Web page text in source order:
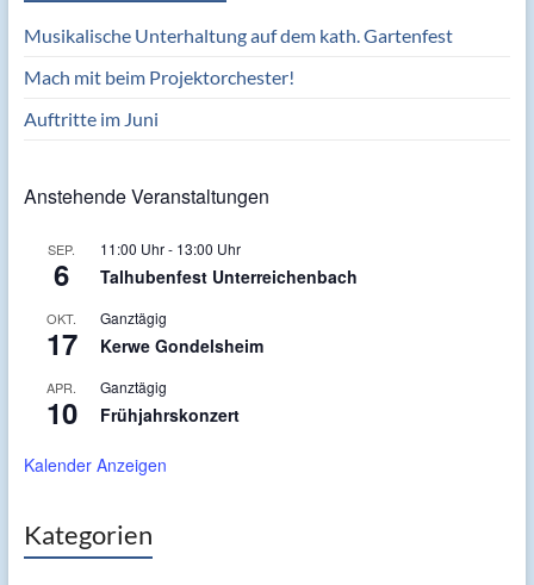
Musikalische Unterhaltung auf dem kath. Gartenfest
Mach mit beim Projektorchester!
Auftritte im Juni
Anstehende Veranstaltungen
SEP.
6
11:00 Uhr- 13:00 Uhr
Talhubenfest Unterreichenbach
OKT.
17
Ganztägig
Kerwe Gondelsheim
APR.
10
Ganztägig
Frühjahrskonzert
Kalender Anzeigen
Kategorien